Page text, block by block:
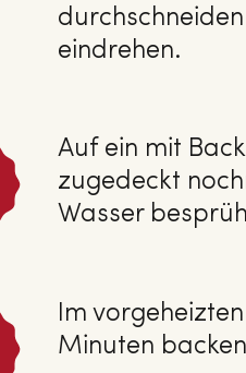
eindrehen.
Auf ein mit
zugedeckt
Wasser
Im
Minuten